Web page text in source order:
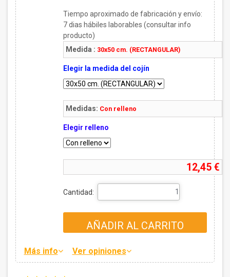
Tiempo aproximado de fabricación y envío:
7dias hábiles laborables (consultar info
producto)
Medida : 30x50 cm. (RECTANGULAR)
Elegir la medida del cojín
Medidas: Con relleno
Elegir relleno
12,45 €
Cantidad:
AÑADIR AL CARRITO
Más info Ver opiniones